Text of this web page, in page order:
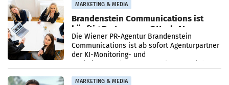
MARKETING & MEDIA
Brandenstein Communications ist
künftig Partner von OtterlyAI
Die Wiener PR-Agentur Brandenstein
Communications ist ab sofort Agenturpartner
der KI-Monitoring- und
MARKETING & MEDIA